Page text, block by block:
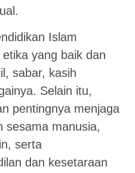
Islam
yang baik dan
sabar, kasih
Selain itu,
pentingnya menjaga
sesama manusia,
serta
dan kesetaraan